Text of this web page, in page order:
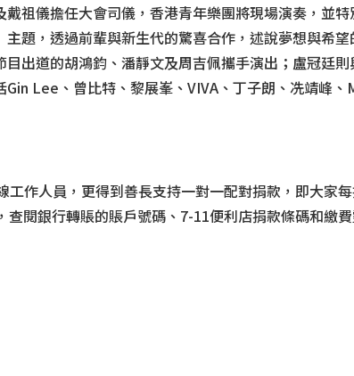
戴祖儀擔任大會司儀，香港青年樂團將現場演奏，並
題，透過前輩與新生代的驚喜合作，述說夢想與希
出道的胡鴻鈞、潘靜文及周吉佩攜手演出；盧冠廷
Lee、曾比特、黎展峯、VIVA、丁子朗、冼靖峰
作人員，更得到善長支持一對一配對捐款，即大家
查閱銀行轉賬的賬戶號碼、7-11便利店捐款條碼和繳